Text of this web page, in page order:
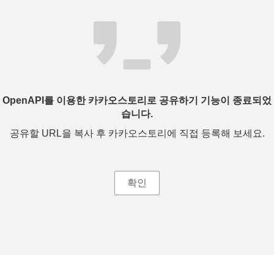
OpenAPI를 이용한 카카오스토리로 공유하기 기능이 종료되었
습니다.
공유할 URL을 복사 후 카카오스토리에 직접 등록해 보세요.
확인